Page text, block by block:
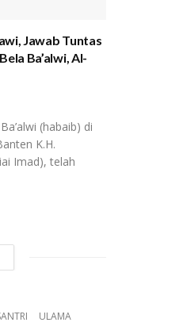
Jawab Tuntas
Ba’alwi, Al-
(habaib) di
K.H.
Imad), telah
ULAMA